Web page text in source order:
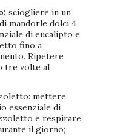
sciogliere in un
mandorle dolci 4
di eucalipto e
fino a
Ripetere
tre volte al
mettere
essenziale di
e respirare
il giorno;